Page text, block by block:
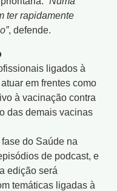
ter rapidamente
, defende.
ligados à
em frentes como
à vacinação contra
das demais vacinas
do Saúde na
de podcast, e
edição será
temáticas ligadas à